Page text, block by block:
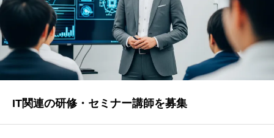
IT関連の研修・セミナー講師を募集